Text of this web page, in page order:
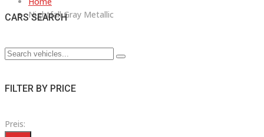
Nightfall Gray Metallic
CARS SEARCH
FILTER BY PRICE
Preis: